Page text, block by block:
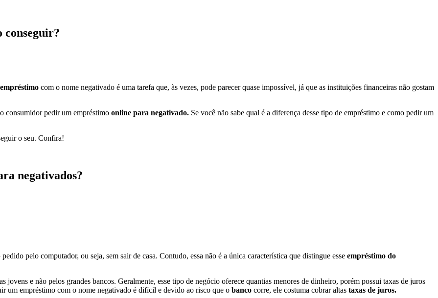
conseguir?
empréstimo com o nome negativado é uma tarefa que, às vezes, pode parecer quase impossível, já que as instituições financeiras não gostam
consumidor pedir um empréstimo online para negativado. Se você não sabe qual é a diferença desse tipo de empréstimo e como pedir um
o seu. Confira!
negativados?
pelo computador, ou seja, sem sair de casa. Contudo, essa não é a única característica que distingue esse empréstimo do
jovens e não pelos grandes bancos. Geralmente, esse tipo de negócio oferece quantias menores de dinheiro, porém possui taxas de juros
um empréstimo com o nome negativado é difícil e devido ao risco que o banco corre, ele costuma cobrar altas taxas de juros.